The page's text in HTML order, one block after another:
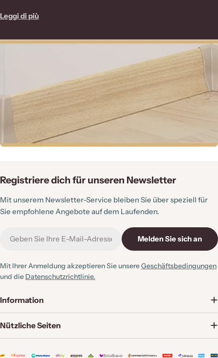
diversi stili di arredamento.
Sono perfetti per chi cerca una soluzione veloce,
Leggi di più
Registriere dich für unseren Newsletter
Mit unserem Newsletter-Service bleiben Sie über speziell für
Sie empfohlene Angebote auf dem Laufenden.
Mail
Melden Sie sich an
Mit Ihrer Anmeldung akzeptieren Sie unsereGeschäftsbedingungen
und die Datenschutzrichtlinie.
Information
Nützliche Seiten